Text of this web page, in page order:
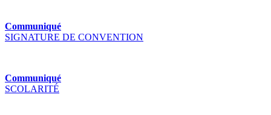
Communiqué
SIGNATURE DE CONVENTION
Communiqué
SCOLARITÉ